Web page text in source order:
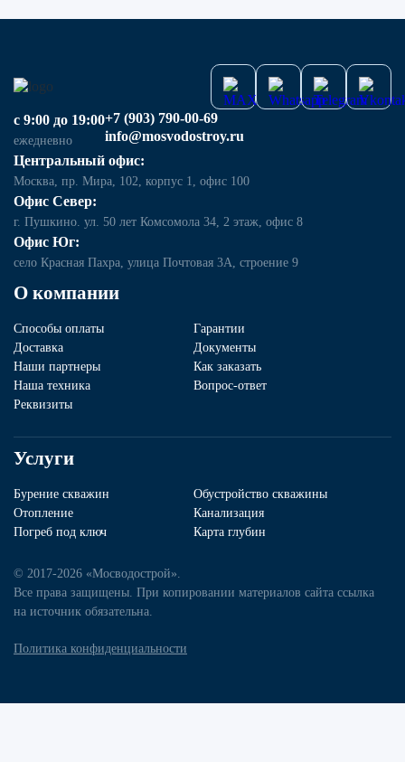
О компании
Способы оплаты
Гарантии
Доставка
Документы
Наши партнеры
Как заказать
Наша техника
Вопрос-ответ
Реквизиты
Услуги
Бурение скважин
Обустройство скважины
Отопление
Канализация
Погреб под ключ
Карта глубин
с 9:00 до 19:00
ежедневно
+7 (903) 790-00-69
info@mosvodostroy.ru
Центральный офис:
Москва, пр. Мира, 102, корпус 1, офис 100
Офис Север:
г. Пушкино. ул. 50 лет Комсомола 34, 2 этаж, офис 8
Офис Юг:
село Красная Пахра, улица Почтовая 3А, строение 9
© 2017-2026 «Мосводострой».
Все права защищены. При копировании материалов сайта ссылка
на источник обязательна.
Политика конфиденциальности